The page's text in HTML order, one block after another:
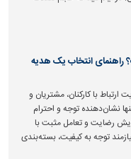
راهنمای انتخاب یک هدیه
با کارکنان، مشتریان و
نشان‌دهنده توجه و احترام
رضایت و تعامل مثبت با
توجه به کیفیت، بسته‌بندی